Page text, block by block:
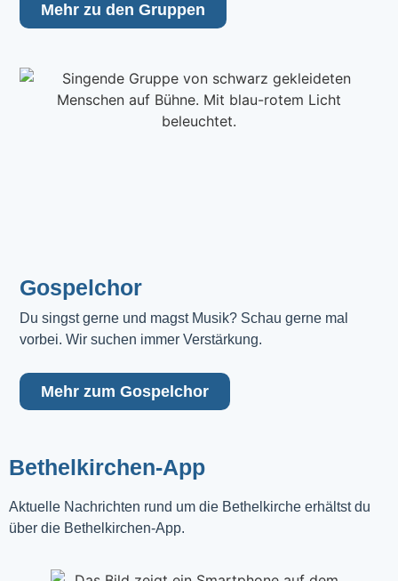
Mehr zu den Gruppen
Gospelchor
Du singst gerne und magst Musik? Schau gerne mal
vorbei. Wir suchen immer Verstärkung.
Mehr zum Gospelchor
Bethelkirchen-App
Aktuelle Nachrichten rund um die Bethelkirche erhältst du
über die Bethelkirchen-App.